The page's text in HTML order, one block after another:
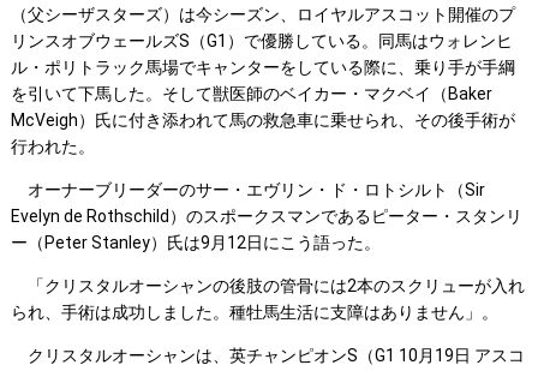
（父シーザスターズ）は今シーズン、ロイヤルアスコット開催のプ
リンスオブウェールズS（G1）で優勝している。同馬はウォレンヒ
ル・ポリトラック馬場でキャンターをしている際に、乗り手が手綱
を引いて下馬した。そして獣医師のベイカー・マクベイ（Baker
McVeigh）氏に付き添われて馬の救急車に乗せられ、その後手術が
行われた。
オーナーブリーダーのサー・エヴリン・ド・ロトシルト（Sir
Evelyn de Rothschild）のスポークスマンであるピーター・スタンリ
ー（Peter Stanley）氏は9月12日にこう語った。
「クリスタルオーシャンの後肢の管骨には2本のスクリューが入れ
られ、手術は成功しました。種牡馬生活に支障はありません」。
クリスタルオーシャンは、英チャンピオンS（G1 10月19日 アスコ